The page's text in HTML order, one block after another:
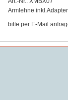
Armlehne
bitte per E-Mail